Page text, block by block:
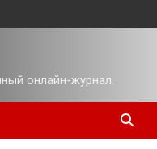
онлайн-журнал.